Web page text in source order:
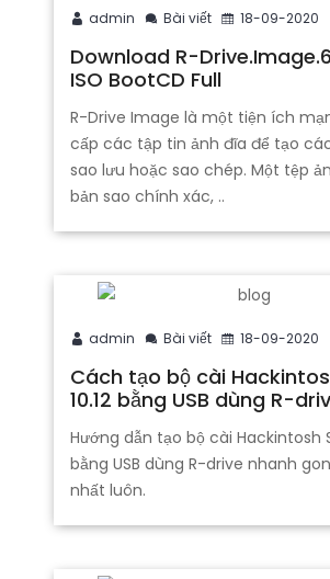
admin Bài viết 18-09-2020
Download R-
ISO BootCD Full
R-Drive Image là một tiện ích
cấp các tập tin ảnh đĩa để tạo
sao lưu hoặc sao chép. Một tệp
bản sao chính xác, ..
admin Bài viết 18-09-2020
Cách tạo bộ cài
10.12 bằng USB dùng R-
Hướng dẫn tạo bộ cài Hackintosh
bằng USB dùng R-drive nhanh
nhất luôn.